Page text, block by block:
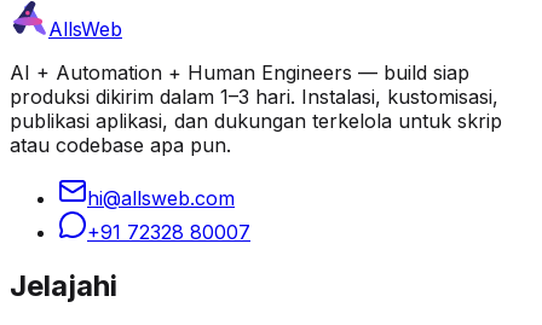
AllsWeb
AI + Automation + Human Engineers — build siap
produksi dikirim dalam 1–3 hari. Instalasi, kustomisasi,
publikasi aplikasi, dan dukungan terkelola untuk skrip
atau codebase apa pun.
hi@allsweb.com
+91 72328 80007
Jelajahi